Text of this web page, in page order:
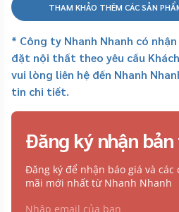
THAM KHẢO THÊM CÁC SẢN
* Công ty Nhanh Nhanh có
đặt nội thất theo yêu cầu
vui lòng liên hệ đến Nhanh
tin chi tiết.
Đăng ký nhận
Đăng ký để nhận báo giá và
mãi mới nhất từ Nhanh Nhanh